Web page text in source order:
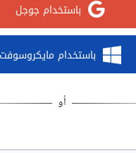
باستخدام جوجل
باستخدام مايكروسوفت